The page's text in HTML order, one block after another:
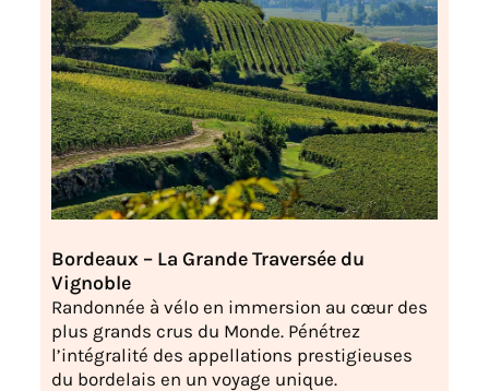
Bordeaux – La Grande Traversée du
Vignoble
Randonnée à vélo en immersion au cœur des
plus grands crus du Monde. Pénétrez
l’intégralité des appellations prestigieuses
du bordelais en un voyage unique.